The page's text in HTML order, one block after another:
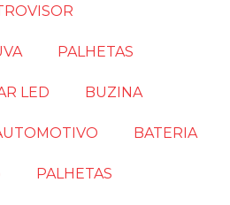
PALHETAS
LED BUZINA
BATERIA
PALHETAS